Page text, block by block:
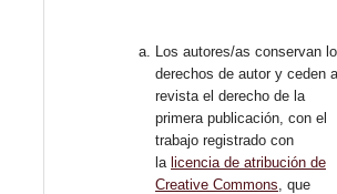
Los autores/as conservan
derechos de autor y ceden
revista el derecho de la
primera publicación, con el
trabajo registrado con
la licencia de atribución de
Creative Commons , que